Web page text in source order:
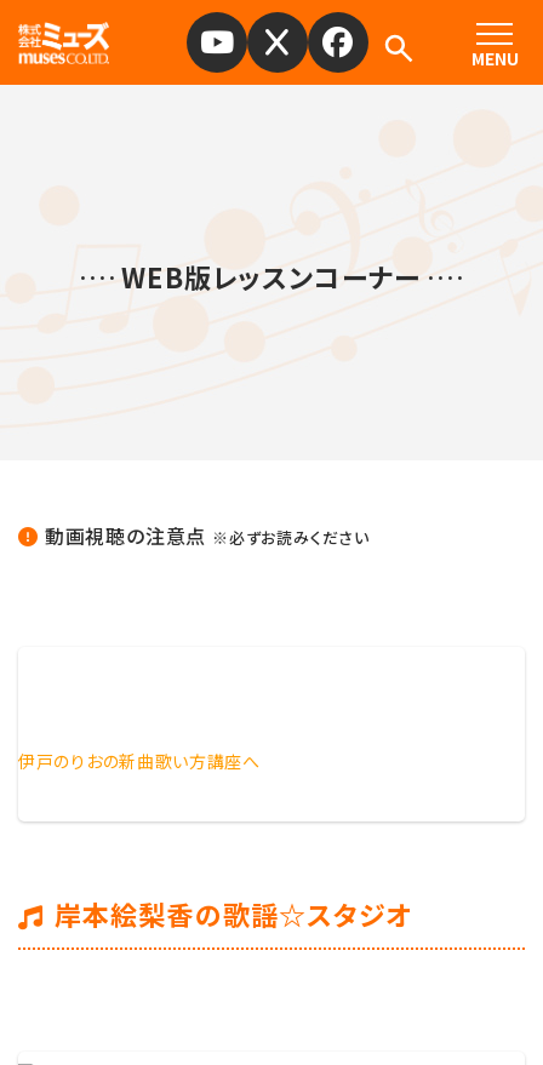
MENU
WEB版レッスンコーナー
動画視聴の注意点 ※必ずお読みください
伊戸のりおの新曲歌い方講座へ
岸本絵梨香の歌謡☆スタジオ